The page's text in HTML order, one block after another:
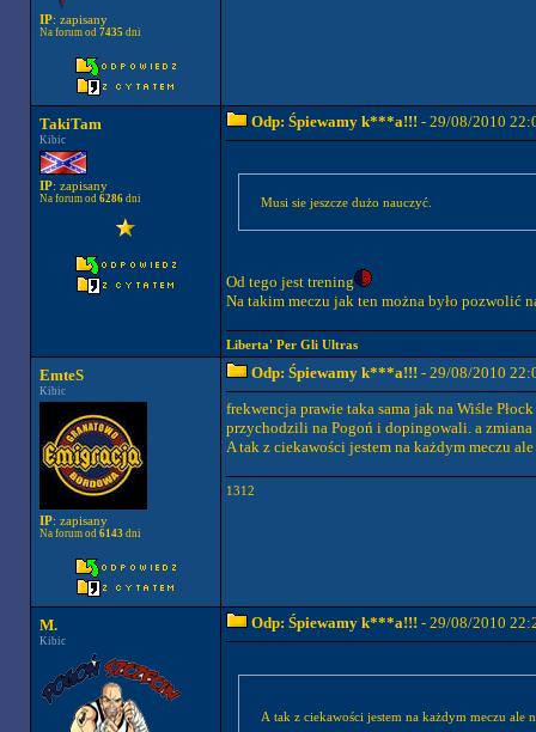
IP: zapisany
Na forum od 7435 dni
TakiTam
Kibic
IP: zapisany
Na forum od 6286dni
Odp: Śpiewamy k***a!!! - 29/08/2010
Musi sie jeszcze dużo nauczyć.
Od tego jest trening
Na takim meczu jak ten można było pozwolić
Liberta' Per Gli Ultras
EmteS
Kibic
IP: zapisany
Na forum od 6143 dni
Odp: Śpiewamy k***a!!! - 29/08/2010
frekwencja prawie taka sama jak na Wiśle
przychodzili na Pogoń i dopingowali. a
A tak z ciekawości jestem na każdym meczu
1312
M.
Kibic
Odp: Śpiewamy k***a!!! - 29/08/2010
A tak z ciekawości jestem na każdym meczu ale